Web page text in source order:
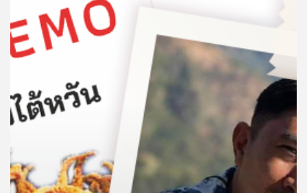
ย์
ลิ
สต์
ของ
เพลง
บทความ